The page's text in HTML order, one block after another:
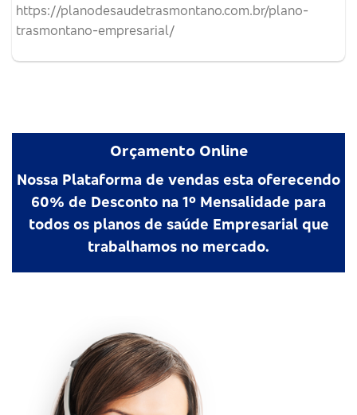
https://planodesaudetrasmontano.com.br/plano-
trasmontano-empresarial/
Orçamento Online
Nossa Plataforma de vendas esta oferecendo
60% de Desconto na 1º Mensalidade para
todos os planos de saúde Empresarial que
trabalhamos no mercado.